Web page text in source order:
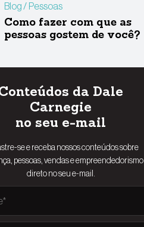
Blog Pessoas
Como fazer com que as
pessoas gostem de você?
da Dale
Carnegie
no seu e-mail
se e receba nossos conteúdos sobre
pessoas, vendas e empreendedorismo
direto no seu e-mail.